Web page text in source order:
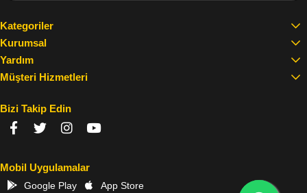
Kategoriler
Kurumsal
Yardım
Müşteri Hizmetleri
Bizi Takip Edin
Mobil Uygulamalar
Google Play App Store